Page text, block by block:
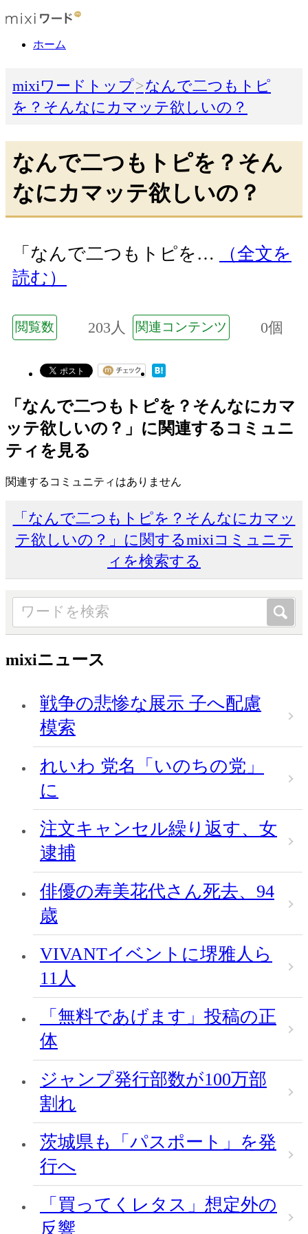
ホーム
mixiワードトップ
なんで二つもトピ
を？そんなにカマッテ欲しいの？
なんで二つもトピを？そん
なにカマッテ欲しいの？
「なんで二つもトピを…
（全文を
読む）
閲覧数 203人 関連コンテンツ 0個
「なんで二つもトピを？そんなにカマ
ッテ欲しいの？」に関連するコミュニ
ティを見る
関連するコミュニティはありません
「なんで二つもトピを？そんなにカマッ
テ欲しいの？」に関するmixiコミュニテ
ィを検索する
mixiニュース
戦争の悲惨な展示 子へ配慮
模索
れいわ 党名「いのちの党」
に
注文キャンセル繰り返す、女
逮捕
俳優の寿美花代さん死去、94
歳
VIVANTイベントに堺雅人ら
11人
「無料であげます」投稿の正
体
ジャンプ発行部数が100万部
割れ
茨城県も「パスポート」を発
行へ
「買ってくレタス」想定外の
反響